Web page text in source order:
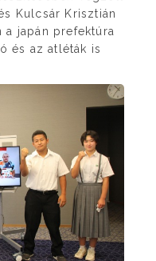
Kulcsár Krisztián
a japán prefektúra
és az atléták is